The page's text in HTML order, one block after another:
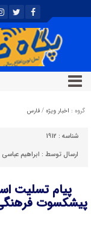
گروه : اخبار ویژه / فارس
شناسه : 1912
ارسال توسط : ابراهیم عباسی
پیام تسلیت
پیشکسوت